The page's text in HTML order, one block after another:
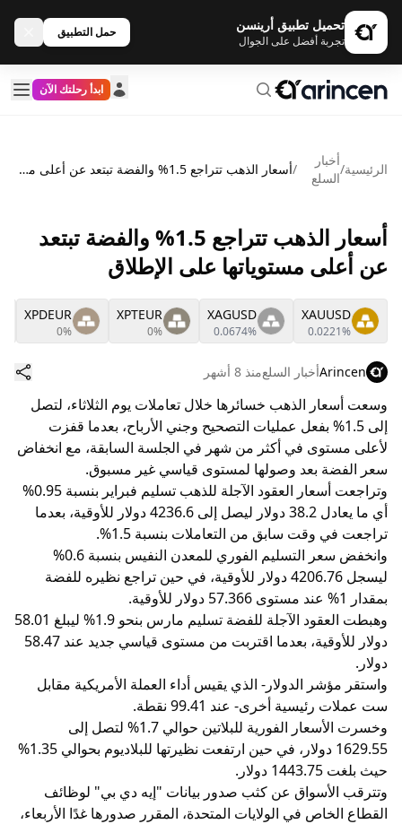
تحميل تطبيق أرينسن
تجربة أفضل على الجوال
حمل التطبيق
ابدأ رحلتك الآن
الرئيسية/
أخبار
السلع
/ أسعار الذهب تتراجع 1.5% والفضة تبتعد عن أعلى مستوياتها على الإطلاق
أسعار الذهب تتراجع 1.5% والفضة تبتعد
عن أعلى مستوياتها على الإطلاق
XAUUSD
0.0221%
XAGUSD
0.0674%
XPTEUR
0%
XPDEUR
0%
Arincenأخبار السلعمنذ 8 أشهر
وسعت أسعار الذهب خسائرها خلال تعاملات يوم الثلاثاء، لتصل
إلى 1.5% بفعل عمليات التصحيح وجني الأرباح، بعدما قفزت
لأعلى مستوى في أكثر من شهر في الجلسة السابقة، مع انخفاض
سعر الفضة بعد وصولها لمستوى قياسي غير مسبوق.
وتراجعت أسعار العقود الآجلة للذهب تسليم فبراير بنسبة 0.95%
أي ما يعادل 38.2 دولار ليصل إلى 4236.6 دولار للأوقية، بعدما
تراجعت في وقت سابق من التعاملات بنسبة 1.5%.
وانخفض سعر التسليم الفوري للمعدن النفيس بنسبة 0.6%
ليسجل 4206.76 دولار للأوقية، في حين تراجع نظيره للفضة
بمقدار 1% عند مستوى 57.366 دولار للأوقية.
وهبطت العقود الآجلة للفضة تسليم مارس بنحو 1.9% ليبلغ 58.01
دولار للأوقية، بعدما اقتربت من مستوى قياسي جديد عند 58.47
دولار.
واستقر مؤشر الدولار- الذي يقيس أداء العملة الأمريكية مقابل
ست عملات رئيسية أخرى- عند 99.41 نقطة.
وخسرت الأسعار الفورية للبلاتين حوالي 1.7% لتصل إلى
1629.55 دولار، في حين ارتفعت نظيرتها للبلاديوم بحوالي 1.35%
حيث بلغت 1443.75 دولار.
وتترقب الأسواق عن كثب صدور بيانات "إيه دي بي" لوظائف
القطاع الخاص في الولايات المتحدة، المقرر صدورها غدًا الأربعاء،